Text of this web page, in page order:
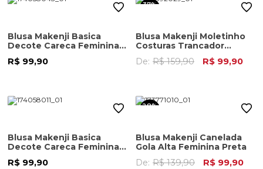
Blusa Makenji Basica
Decote Careca Feminina
Verde Medio
R$ 99,90
37%
Blusa Makenji Moletinho
Costuras Trancador
Feminina Rosa
De: R$ 159,90 R$ 99,90
Blusa Makenji Basica
Decote Careca Feminina
Bege
R$ 99,90
28%
Blusa Makenji Canelada
Gola Alta Feminina Preta
De: R$ 139,90 R$ 99,90